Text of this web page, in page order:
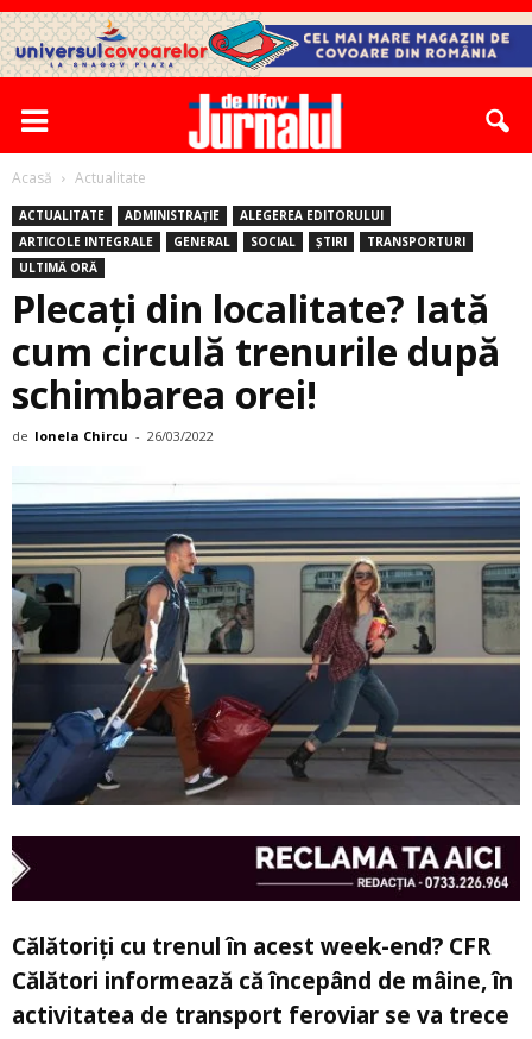
Acasă Actualitate
ACTUALITATE ADMINISTRAȚIE
ALEGEREA EDITORULUI
ARTICOLE INTEGRALE
GENERAL SOCIAL ȘTIRI
TRANSPORTURI
ULTIMĂ ORĂ
Plecați din localitate? Iată
cum circulă trenurile după
schimbarea orei!
de Ionela Chircu - 26/03/2022
Călătoriți cu trenul în acest week-end? CFR
Călători informează că începând de mâine, în
activitatea de transport feroviar se va trece